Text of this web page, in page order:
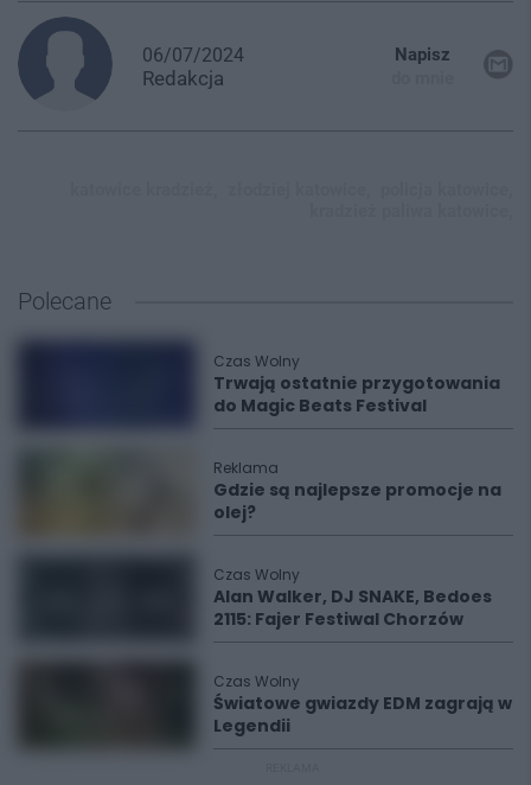
06/07/2024
Redakcja
Napisz
Polecane
Czas Wolny
Trwają ostatnie przygotowania
do Magic Beats Festival
Reklama
Gdzie są najlepsze promocje na
olej?
Czas Wolny
Alan Walker, DJ SNAKE, Bedoes
2115: Fajer Festiwal Chorzów
Czas Wolny
Światowe gwiazdy EDM zagrają w
Legendii